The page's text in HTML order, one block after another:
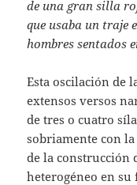
de una gran silla
que usaba un traje
hombres sentados
Esta oscilación de
extensos versos
de tres o cuatro
sobriamente con
de la construcción
heterogéneo en su